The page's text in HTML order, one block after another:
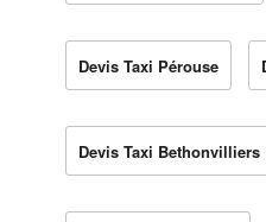
Devis Taxi Pérouse
Devis Taxi Bethonvilliers